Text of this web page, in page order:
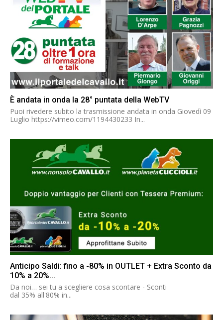
È andata in onda la 28° puntata della WebTV
Puoi rivedere subito la trasmissione andata in onda Giovedì 09
Luglio https://vimeo.com/1194430233 In...
Anticipo Saldi: fino a -80% in OUTLET + Extra Sconto da
10% a 20%...
Da noi… sei tu a scegliere cosa scontare - Sconti
dal 35% all'80% in...